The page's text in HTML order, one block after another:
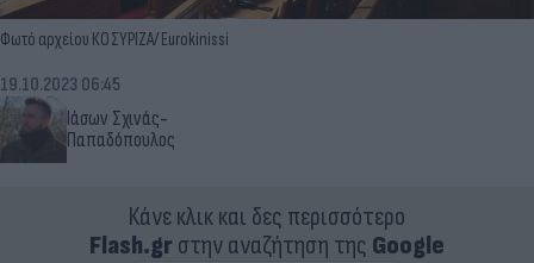
Φωτό αρχείου ΚΟ ΣΥΡΙΖΑ/ Eurokinissi
Ιάσων Σχινάς-
Παπαδόπουλος
19.10.2023 06:45
Κάνε κλικ και δες περισσότερο
Flash.grστην αναζήτηση της Google